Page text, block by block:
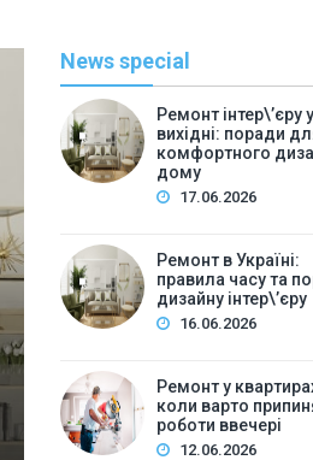
Ремонт у
News special
Ремонт інтер\’єру у
вихідні: поради
комфортного
дому
17.06.2026
Ремонт в Україні:
правила часу та
дизайну інтер\’єру
16.06.2026
Ремонт у
коли варто
роботи ввечері
12.06.2026